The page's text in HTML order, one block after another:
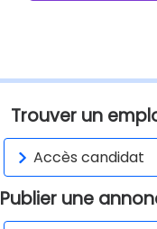
Trouver un
Accès candidat
Publier une